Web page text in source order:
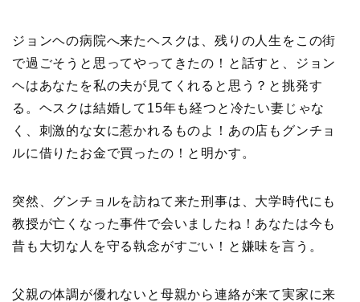
ジョンヘの病院へ来たヘスクは、残りの人生をこの街
で過ごそうと思ってやってきたの！と話すと、ジョン
ヘはあなたを私の夫が見てくれると思う？と挑発す
る。ヘスクは結婚して15年も経つと冷たい妻じゃな
く、刺激的な女に惹かれるものよ！あの店もグンチョ
ルに借りたお金で買ったの！と明かす。
突然、グンチョルを訪ねて来た刑事は、大学時代にも
教授が亡くなった事件で会いましたね！あなたは今も
昔も大切な人を守る執念がすごい！と嫌味を言う。
父親の体調が優れないと母親から連絡が来て実家に来